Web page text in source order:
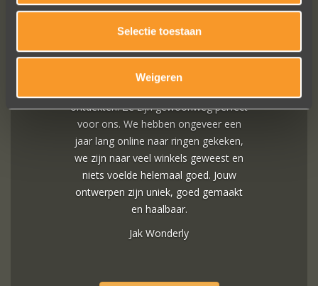
Selectie toestaan
Weigeren
A+ voor ontwerp, klantenservice.
Bedankt voor al je inspanningen en
ontdekten. Ze zijn gewoonweg perfect
voor ons. We hebben ongeveer een
jaar lang online naar ringen gekeken,
we zijn naar veel winkels geweest en
niets voelde helemaal goed. Jouw
ontwerpen zijn uniek, goed gemaakt
en haalbaar.
Jak Wonderly